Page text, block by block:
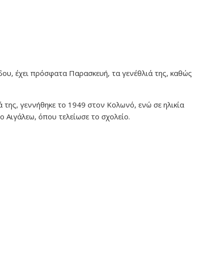
έχει πρόσφατα Παρασκευή, τα γενέθλιά της, καθώς
γεννήθηκε το 1949 στον Κολωνό, ενώ σε ηλικία
Αιγάλεω, όπου τελείωσε το σχολείο.